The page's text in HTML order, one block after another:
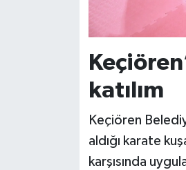
katılım
Keçiören
aldığı karate
karşısında